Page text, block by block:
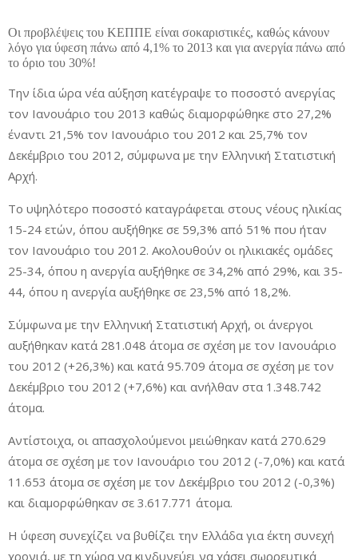
Οι προβλέψεις του ΚΕΠΠΕ είναι σοκαριστικές, καθώς κάνουν
λόγο για ύφεση πάνω από 4,1% το 2013 και για ανεργία πάνω από
το όριο του 30%!
Την ίδια ώρα νέα αύξηση κατέγραψε το ποσοστό ανεργίας
τον Ιανουάριο του 2013 καθώς διαμορφώθηκε στο 27,2%
έναντι 21,5% τον Ιανουάριο του 2012 και 25,7% τον
Δεκέμβριο του 2012, σύμφωνα με την Ελληνική Στατιστική
Αρχή.
Το υψηλότερο ποσοστό καταγράφεται στους νέους ηλικίας
15-24 ετών, όπου αυξήθηκε σε 59,3% από 51% που ήταν
τον Ιανουάριο του 2012. Ακολουθούν οι ηλικιακές ομάδες
25-34, όπου η ανεργία αυξήθηκε σε 34,2% από 29%, και 35-
44, όπου η ανεργία αυξήθηκε σε 23,5% από 18,2%.
Σύμφωνα με την Ελληνική Στατιστική Αρχή, οι άνεργοι
αυξήθηκαν κατά 281.048 άτομα σε σχέση με τον Ιανουάριο
του 2012 (+26,3%) και κατά 95.709 άτομα σε σχέση με τον
Δεκέμβριο του 2012 (+7,6%) και ανήλθαν στα 1.348.742
άτομα.
Αντίστοιχα, οι απασχολούμενοι μειώθηκαν κατά 270.629
άτομα σε σχέση με τον Ιανουάριο του 2012 (-7,0%) και κατά
11.653 άτομα σε σχέση με τον Δεκέμβριο του 2012 (-0,3%)
και διαμορφώθηκαν σε 3.617.771 άτομα.
Η ύφεση συνεχίζει να βυθίζει την Ελλάδα για έκτη συνεχή
χρονιά, με τη χώρα να κινδυνεύει να χάσει σωρρευτικά